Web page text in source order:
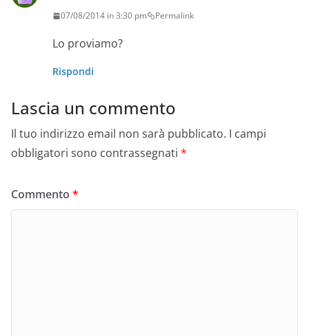
07/08/2014 in 3:30 pm Permalink
Lo proviamo?
Rispondi
Lascia un commento
Il tuo indirizzo email non sarà pubblicato. I campi
obbligatori sono contrassegnati *
Commento *